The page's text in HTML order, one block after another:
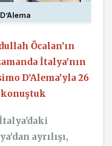
Öcalan’ın
İtalya’nın
D’Alema’yla 26
konuştuk
ayrılışı,